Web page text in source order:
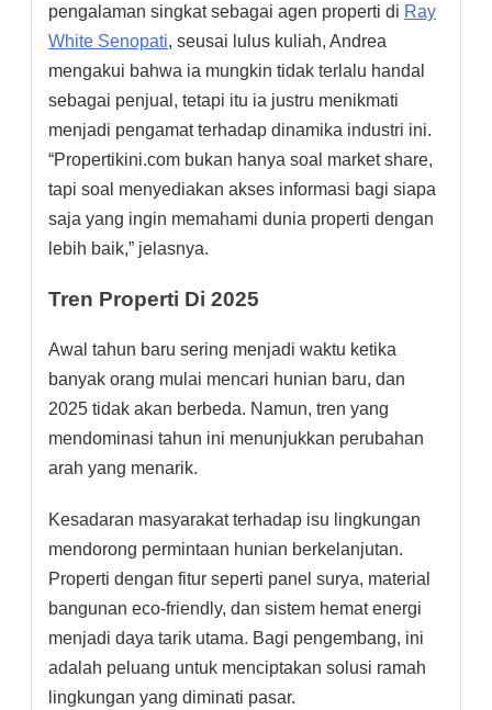
pengalaman singkat sebagai agen properti di Ray
White Senopati, seusai lulus kuliah, Andrea
mengakui bahwa ia mungkin tidak terlalu handal
sebagai penjual, tetapi itu ia justru menikmati
menjadi pengamat terhadap dinamika industri ini.
“Propertikini.com bukan hanya soal market share,
tapi soal menyediakan akses informasi bagi siapa
saja yang ingin memahami dunia properti dengan
lebih baik,” jelasnya.
Tren Properti Di 2025
Awal tahun baru sering menjadi waktu ketika
banyak orang mulai mencari hunian baru, dan
2025 tidak akan berbeda. Namun, tren yang
mendominasi tahun ini menunjukkan perubahan
arah yang menarik.
Kesadaran masyarakat terhadap isu lingkungan
mendorong permintaan hunian berkelanjutan.
Properti dengan fitur seperti panel surya, material
bangunan eco-friendly, dan sistem hemat energi
menjadi daya tarik utama. Bagi pengembang, ini
adalah peluang untuk menciptakan solusi ramah
lingkungan yang diminati pasar.